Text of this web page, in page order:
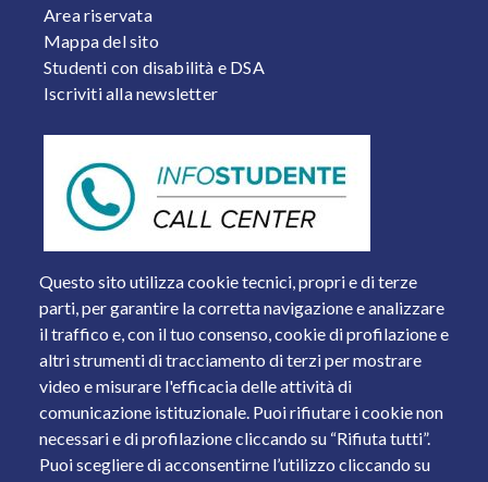
Questo sito utilizza cookie tecnici, propri e di terze
parti, per garantire la corretta navigazione e analizzare
il traffico e, con il tuo consenso, cookie di profilazione e
altri strumenti di tracciamento di terzi per mostrare
video e misurare l'efficacia delle attività di
comunicazione istituzionale. Puoi rifiutare i cookie non
necessari e di profilazione cliccando su “Rifiuta tutti”.
Puoi scegliere di acconsentirne l’utilizzo cliccando su
Area riservata
Mappa del sito
Studenti con disabilità e DSA
Iscriviti alla newsletter
Piazza del Mercato, 15 - 25121 Brescia